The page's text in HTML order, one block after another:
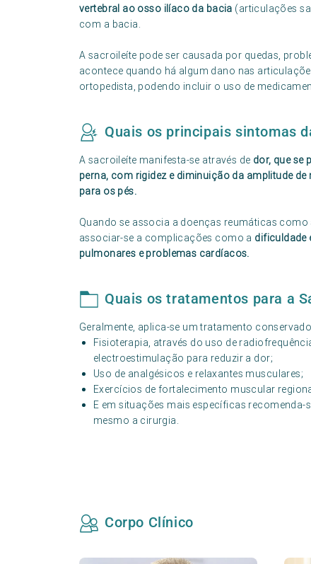
vertebral ao osso ilíaco da bacia (articulações
com a bacia.
A sacroileíte pode ser causada por quedas,
acontece quando há algum dano nas
ortopedista, podendo incluir o uso de
Quais os principais sintomas
A sacroileíte manifesta-se através de dor, que se
perna, com rigidez e diminuição da amplitude
para os pés.
Quando se associa a doenças reumáticas
associar-se a complicações como a dificuldade
pulmonares e problemas cardíacos.
Quais os tratamentos para a
Geralmente, aplica-se um tratamento
Fisioterapia, através do uso de
electroestimulação para reduzir a dor;
Uso de analgésicos e relaxantes musculares;
Exercícios de fortalecimento muscular
E em situações mais específicas
mesmo a cirurgia.
Corpo Clínico